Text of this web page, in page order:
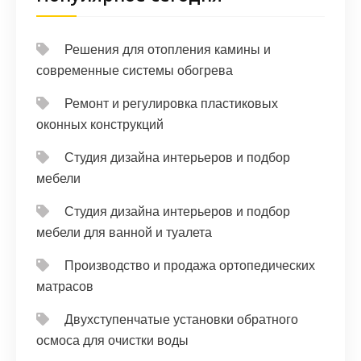
Решения для отопления камины и
современные системы обогрева
Ремонт и регулировка пластиковых
оконных конструкций
Студия дизайна интерьеров и подбор
мебели
Студия дизайна интерьеров и подбор
мебели для ванной и туалета
Производство и продажа ортопедических
матрасов
Двухступенчатые установки обратного
осмоса для очистки воды